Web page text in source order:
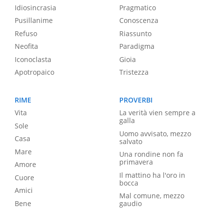
Idiosincrasia
Pusillanime
Refuso
Neofita
Iconoclasta
Apotropaico
Pragmatico
Conoscenza
Riassunto
Paradigma
Gioia
Tristezza
RIME
Vita
Sole
Casa
Mare
Amore
Cuore
Amici
Bene
PROVERBI
La verità vien sempre a
galla
Uomo avvisato, mezzo
salvato
Una rondine non fa
primavera
Il mattino ha l'oro in
bocca
Mal comune, mezzo
gaudio